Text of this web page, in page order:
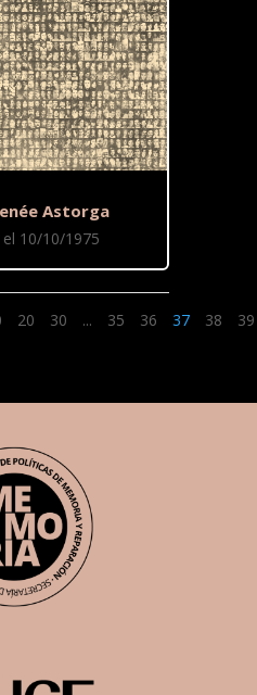
Astorga
10/10/1975
20 30 ... 35 36 37 38 39